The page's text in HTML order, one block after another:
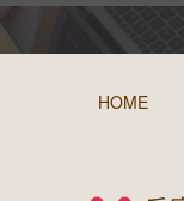
HOME